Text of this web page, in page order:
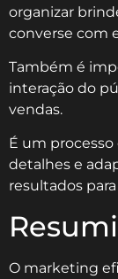
organizar
converse com
Também é
interação do
vendas.
É um
detalhes e
resultados
O marketing